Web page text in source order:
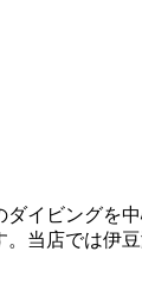
イビングを
当店では伊